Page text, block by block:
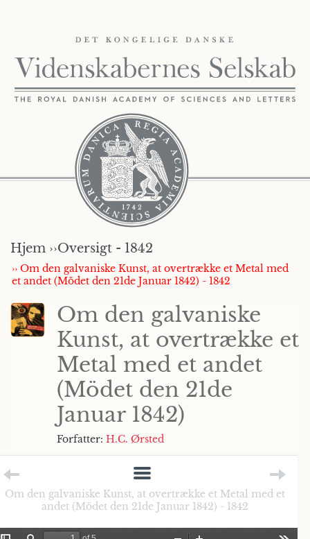
Hjem ››Oversigt - 1842
›› Om den galvaniske Kunst, at overtrække et Metal med
et andet (Mödet den 21de Januar 1842) - 1842
Om den galvaniske
Kunst, at overtrække et
Metal med et andet
(Mödet den 21de
Januar 1842)
Forfatter: H.C. Ørsted
Om den galvaniske Kunst, at overtrække et Metal med et
andet (Mödet den 21de Januar 1842) - 1842